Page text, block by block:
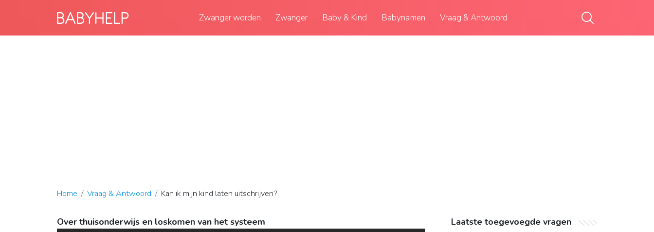
Zwanger worden Zwanger Baby & Kind Babynamen Vraag & Antwoord
Home Vraag & Antwoord Kan ik mijn kind laten uitschrijven?
Over thuisonderwijs en loskomen van het systeem Laatste toegevoegde vragen